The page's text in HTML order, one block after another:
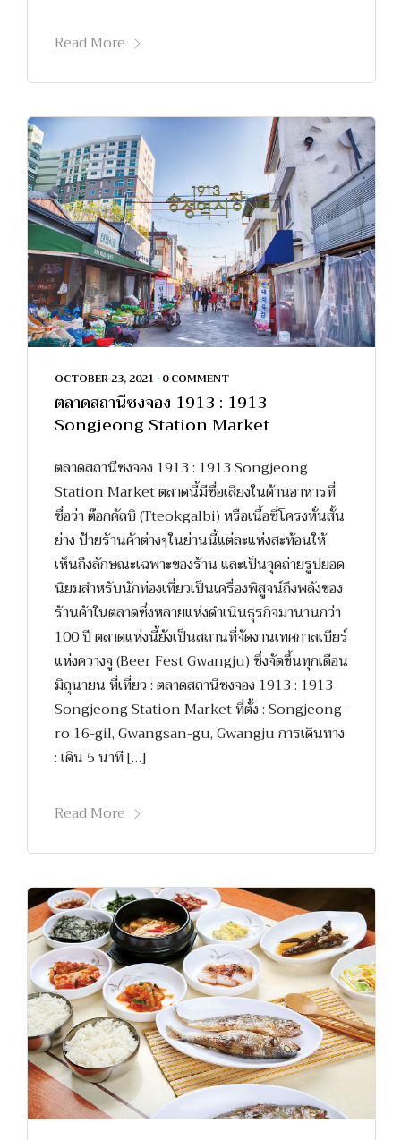
Read More
OCTOBER 23, 2021 • 0 COMMENT
ตลาดสถานีซงจอง 1913 : 1913
Songjeong Station Market
ตลาดสถานีซงจอง 1913 : 1913 Songjeong
Station Market ตลาดนี้มีชื่อเสียงในด้านอาหารที่
ชื่อว่า ต๊อกคัลบิ (Tteokgalbi) หรือเนื้อซี่โครงหั่นสั้น
ย่าง ป้ายร้านค้าต่างๆในย่านนี้แต่ละแห่งสะท้อนให้
เห็นถึงลักษณะเฉพาะของร้าน และเป็นจุดถ่ายรูปยอด
นิยมสำหรับนักท่องเที่ยวเป็นเครื่องพิสูจน์ถึงพลังของ
ร้านค้าในตลาดซึ่งหลายแห่งดำเนินธุรกิจมานานกว่า
100 ปี ตลาดแห่งนี้ยังเป็นสถานที่จัดงานเทศกาลเบียร์
แห่งควางจู (Beer Fest Gwangju) ซึ่งจัดขึ้นทุกเดือน
มิถุนายน ที่เที่ยว : ตลาดสถานีซงจอง 1913 : 1913
Songjeong Station Market ที่ตั้ง : Songjeong-
ro 16-gil, Gwangsan-gu, Gwangju การเดินทาง
: เดิน 5 นาที […]
Read More